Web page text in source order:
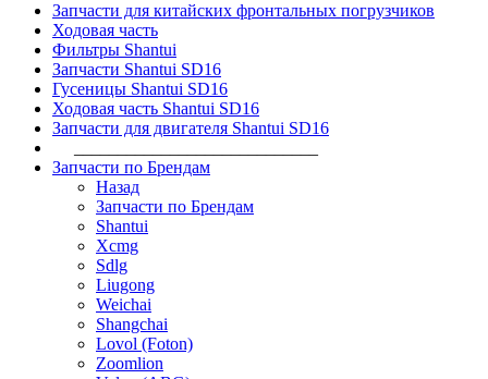
Запчасти для китайских фронтальных погрузчиков
Ходовая часть
Фильтры Shantui
Запчасти Shantui SD16
Гусеницы Shantui SD16
Ходовая часть Shantui SD16
Запчасти для двигателя Shantui SD16
Запчасти по Брендам
Назад
Запчасти по Брендам
Shantui
Xcmg
Sdlg
Liugong
Weichai
Shangchai
Lovol (Foton)
Zoomlion